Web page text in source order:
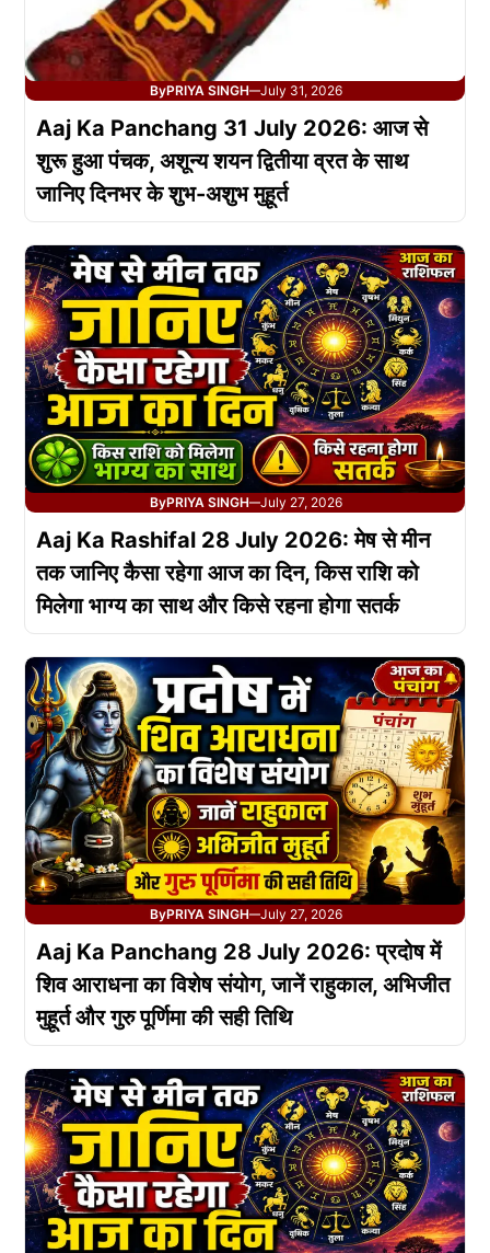
ByPRIYA SINGH—July 31, 2026
Aaj Ka Panchang 31 July 2026: आज से
शुरू हुआ पंचक, अशून्य शयन द्वितीया व्रत के साथ
जानिए दिनभर के शुभ-अशुभ मुहूर्त
ByPRIYA SINGH—July 27, 2026
Aaj Ka Rashifal 28 July 2026: मेष से मीन
तक जानिए कैसा रहेगा आज का दिन, किस राशि को
मिलेगा भाग्य का साथ और किसे रहना होगा सतर्क
ByPRIYA SINGH—July 27, 2026
Aaj Ka Panchang 28 July 2026: प्रदोष में
शिव आराधना का विशेष संयोग, जानें राहुकाल, अभिजीत
मुहूर्त और गुरु पूर्णिमा की सही तिथि